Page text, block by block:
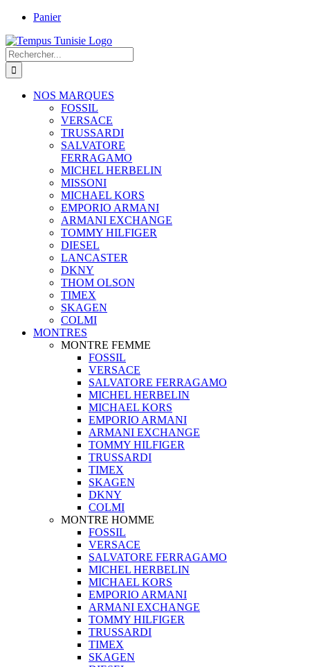
Passer
contenu
Panier
Rechercher:
NOS MARQUES
FOSSIL
VERSACE
TRUSSARDI
SALVATORE
FERRAGAMO
MICHEL HERBELIN
MISSONI
MICHAEL KORS
EMPORIO ARMANI
ARMANI EXCHANGE
TOMMY HILFIGER
DIESEL
LANCASTER
DKNY
THOM OLSON
TIMEX
SKAGEN
COLMI
MONTRES
MONTRE FEMME
FOSSIL
VERSACE
SALVATORE FERRAGAMO
MICHEL HERBELIN
MICHAEL KORS
EMPORIO ARMANI
ARMANI EXCHANGE
TOMMY HILFIGER
TRUSSARDI
TIMEX
SKAGEN
DKNY
COLMI
MONTRE HOMME
FOSSIL
VERSACE
SALVATORE FERRAGAMO
MICHEL HERBELIN
MICHAEL KORS
EMPORIO ARMANI
ARMANI EXCHANGE
TOMMY HILFIGER
TRUSSARDI
TIMEX
SKAGEN